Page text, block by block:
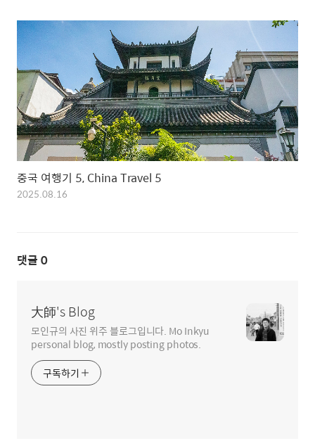
중국 여행기 5, China Travel 5
2025.08.16
댓글 0
大師's Blog
모인규의 사진 위주 블로그입니다. Mo Inkyu
personal blog, mostly posting photos.
구독하기